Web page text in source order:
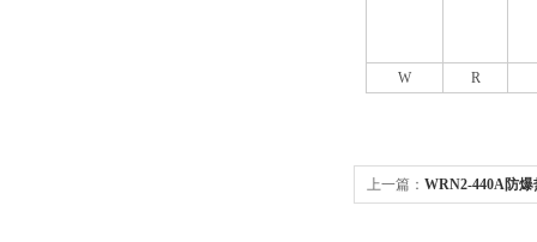
W R
上一篇： WRN2-440A防